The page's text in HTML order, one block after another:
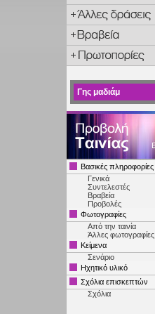
Γης μαδιάμ
Βασικές πληροφορίες
Γενικά
Συντελεστές
Βραβεία
Προβολές
Φωτογραφίες
Από την ταινία
Άλλες φωτογραφίες
Κείμενα
Σενάριο
Ηχητικό υλικό
Σχόλια επισκεπτών
Σχόλια